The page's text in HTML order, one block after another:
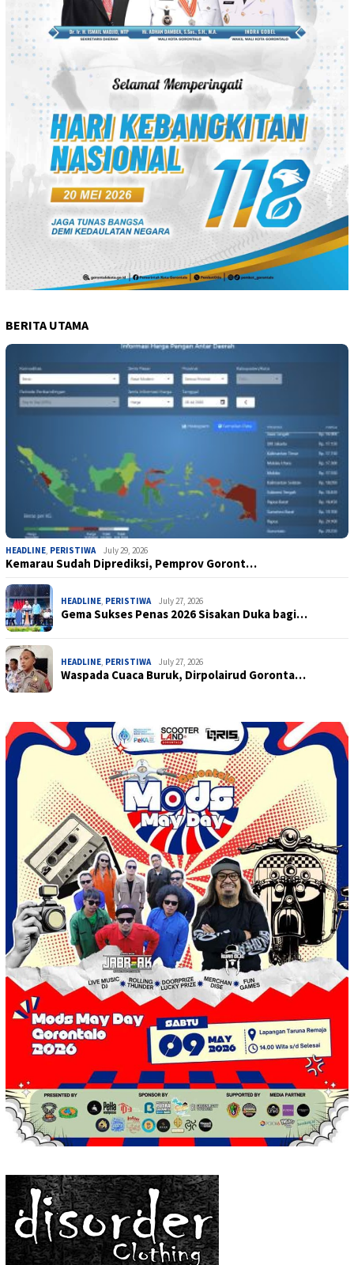
BERITA UTAMA
HEADLINE, PERISTIWA July 29, 2026
Kemarau Sudah Diprediksi, Pemprov Goront…
HEADLINE, PERISTIWA July 27, 2026
Gema Sukses Penas 2026 Sisakan Duka bagi…
HEADLINE, PERISTIWA July 27, 2026
Waspada Cuaca Buruk, Dirpolairud Goronta…